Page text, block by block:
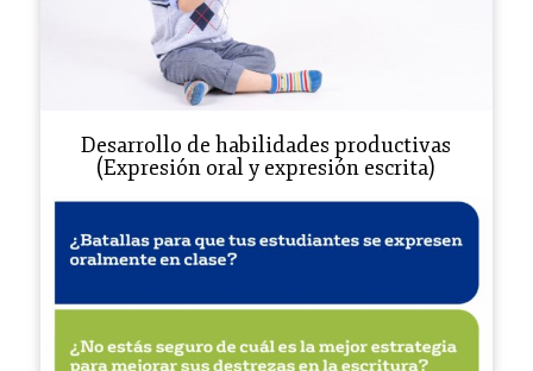
Desarrollo de habilidades productivas
(Expresión oral y expresión escrita)